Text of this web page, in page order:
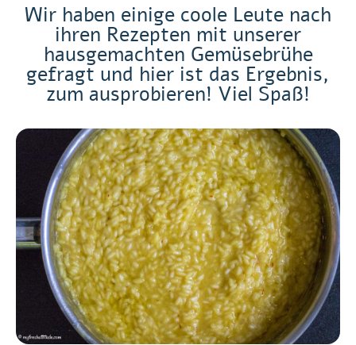
Wir haben einige coole Leute nach
ihren Rezepten mit unserer
hausgemachten Gemüsebrühe
gefragt und hier ist das Ergebnis,
zum ausprobieren! Viel Spaß!